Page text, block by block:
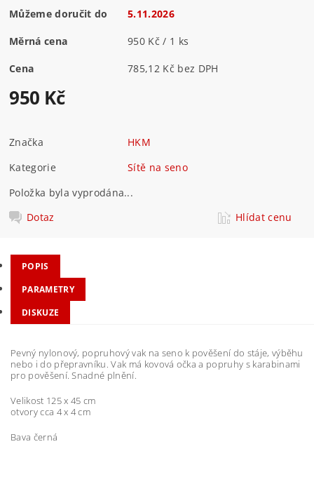
Můžeme doručit do 5.11.2026
Měrná cena 950 Kč / 1 ks
Cena 785,12 Kč bez DPH
950 Kč
Značka
HKM
Kategorie
Sítě na seno
Položka byla vyprodána...
Dotaz
Hlídat cenu
POPIS
PARAMETRY
DISKUZE
Pevný nylonový, popruhový vak na seno k pověšení do stáje, výběhu
nebo i do přepravníku. Vak má kovová očka a popruhy s karabinami
pro pověšení. Snadné plnění.
Velikost 125 x 45 cm
otvory cca 4 x 4 cm
Bava černá